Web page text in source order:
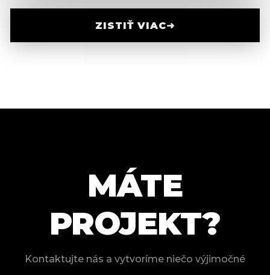
ZISTIŤ VIAC➜
MÁTE
PROJEKT?
Kontaktujte nás a vytvoríme niečo výjimočné